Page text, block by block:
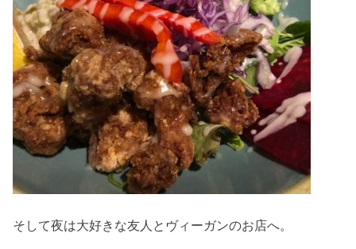
そして夜は大好きな友人とヴィーガンのお店へ。